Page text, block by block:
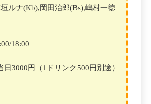
ルナ(Kb),岡田治郎(Bs),嶋村一徳
18:00
日3000円（1ドリンク500円別途）